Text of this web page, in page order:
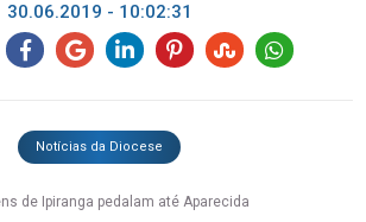
30.06.2019 - 10:02:31
Notícias da Diocese